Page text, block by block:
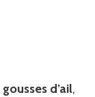
gousses d’ail,